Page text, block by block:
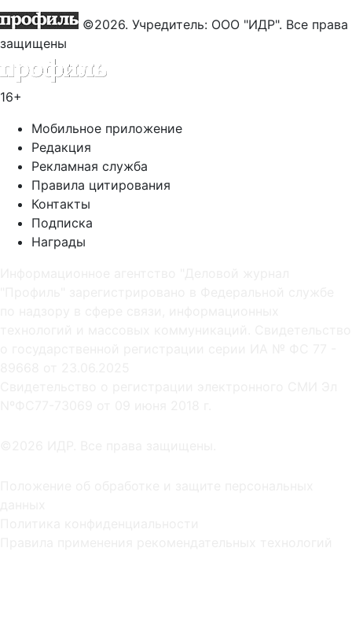
©2026. Учредитель: ООО "ИДР". Все права
защищены
16+
Мобильное приложение
Редакция
Рекламная служба
Правила цитирования
Контакты
Подписка
Награды